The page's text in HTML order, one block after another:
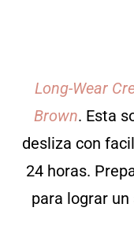
Long-Wear
Brown. Esta
desliza con
24 horas.
para lograr